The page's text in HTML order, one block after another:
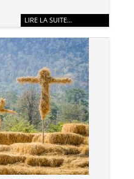
LIRE LA SUITE…